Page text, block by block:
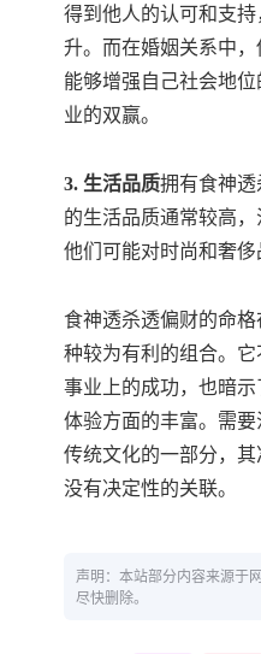
得到他人的认可和支
升。而在婚姻关系中
能够增强自己社会地
业的双赢。
3. 生活品质拥有食神透
的生活品质通常较高，
他们可能对时尚和奢侈
食神透杀透偏财的命
种较为有利的组合。
事业上的成功，也暗
体验方面的丰富。需
传统文化的一部分，
没有决定性的关联。
声明：本站部分内容来源于
尽快删除。